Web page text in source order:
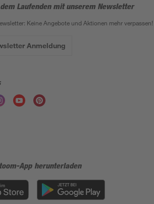
Laufenden mit unserem Newsletter
Keine Angebote und Aktionen mehr verpassen!
Anmeldung
App herunterladen